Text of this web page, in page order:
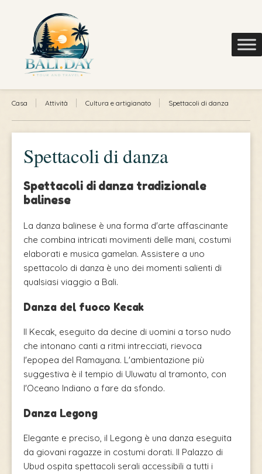
Casa Attività Cultura e artigianato Spettacoli di danza
Spettacoli di danza
Spettacoli di danza tradizionale
balinese
La danza balinese è una forma d'arte affascinante
che combina intricati movimenti delle mani, costumi
elaborati e musica gamelan. Assistere a uno
spettacolo di danza è uno dei momenti salienti di
qualsiasi viaggio a Bali.
Danza del fuoco Kecak
Il Kecak, eseguito da decine di uomini a torso nudo
che intonano canti a ritmi intrecciati, rievoca
l'epopea del Ramayana. L'ambientazione più
suggestiva è il tempio di Uluwatu al tramonto, con
l'Oceano Indiano a fare da sfondo.
Danza Legong
Elegante e preciso, il Legong è una danza eseguita
da giovani ragazze in costumi dorati. Il Palazzo di
Ubud ospita spettacoli serali accessibili a tutti i